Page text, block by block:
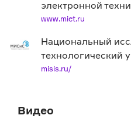
электронной
www.miet.ru
Национальный
технологический
misis.ru/
Видео